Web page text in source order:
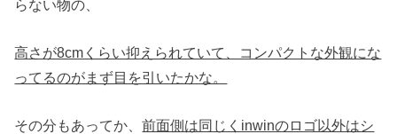
らない物の、
高さが8cmくらい抑えられていて、コンパクトな外観にな
ってるのがまず目を引いたかな。
その分もあってか、前面側は同じくinwinのロゴ以外はシ